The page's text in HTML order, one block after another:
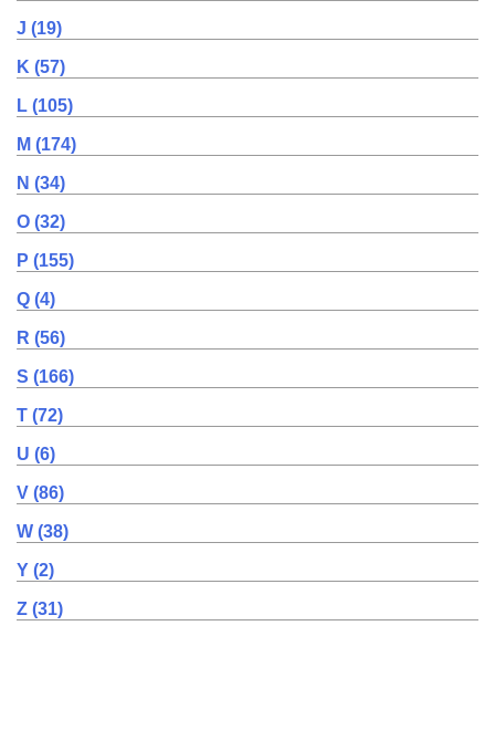
J (19)
K (57)
L (105)
M (174)
N (34)
O (32)
P (155)
Q (4)
R (56)
S (166)
T (72)
U (6)
V (86)
W (38)
Y (2)
Z (31)